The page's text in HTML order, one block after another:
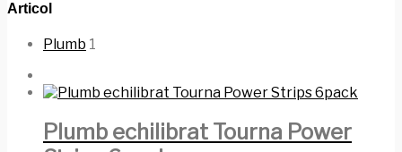
Articol
Plumb 1
Plumb echilibrat Tourna Power